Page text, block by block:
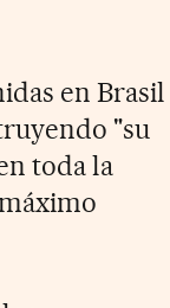
en Brasil
"su
toda la